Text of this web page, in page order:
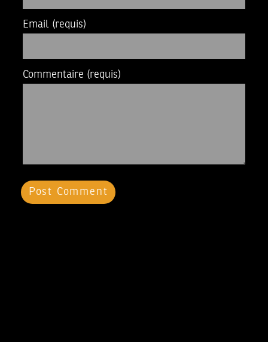
Email (requis)
Commentaire (requis)